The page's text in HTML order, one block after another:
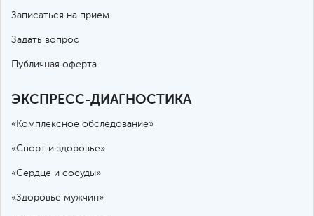
Записаться на прием
Задать вопрос
Публичная оферта
ЭКСПРЕСС-ДИАГНОСТИКА
«Комплексное обследование»
«Спорт и здоровье»
«Сердце и сосуды»
«Здоровье мужчин»